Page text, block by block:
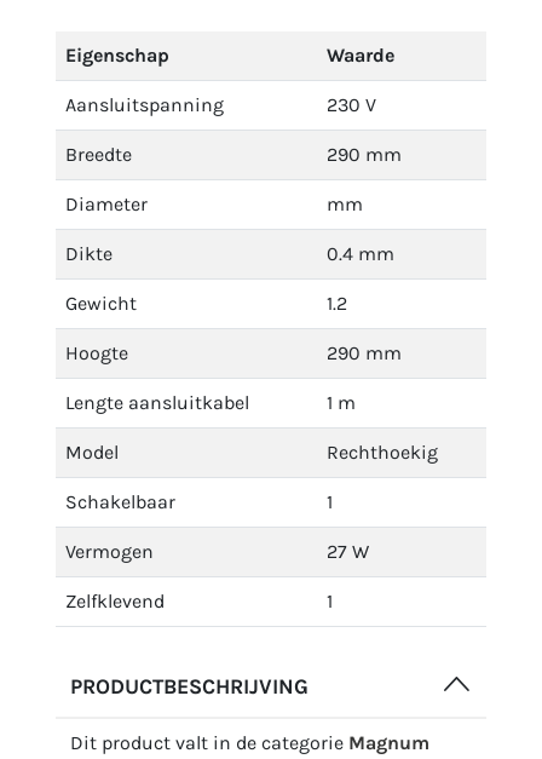
Eigenschap Waarde
Aansluitspanning 230 V
Breedte 290 mm
Diameter mm
Dikte 0.4 mm
Gewicht 1.2
Hoogte 290 mm
Lengte aansluitkabel 1 m
Model Rechthoekig
Schakelbaar 1
Vermogen 27 W
Zelfklevend 1
PRODUCTBESCHRIJVING
Dit product valt in de categorie Magnum